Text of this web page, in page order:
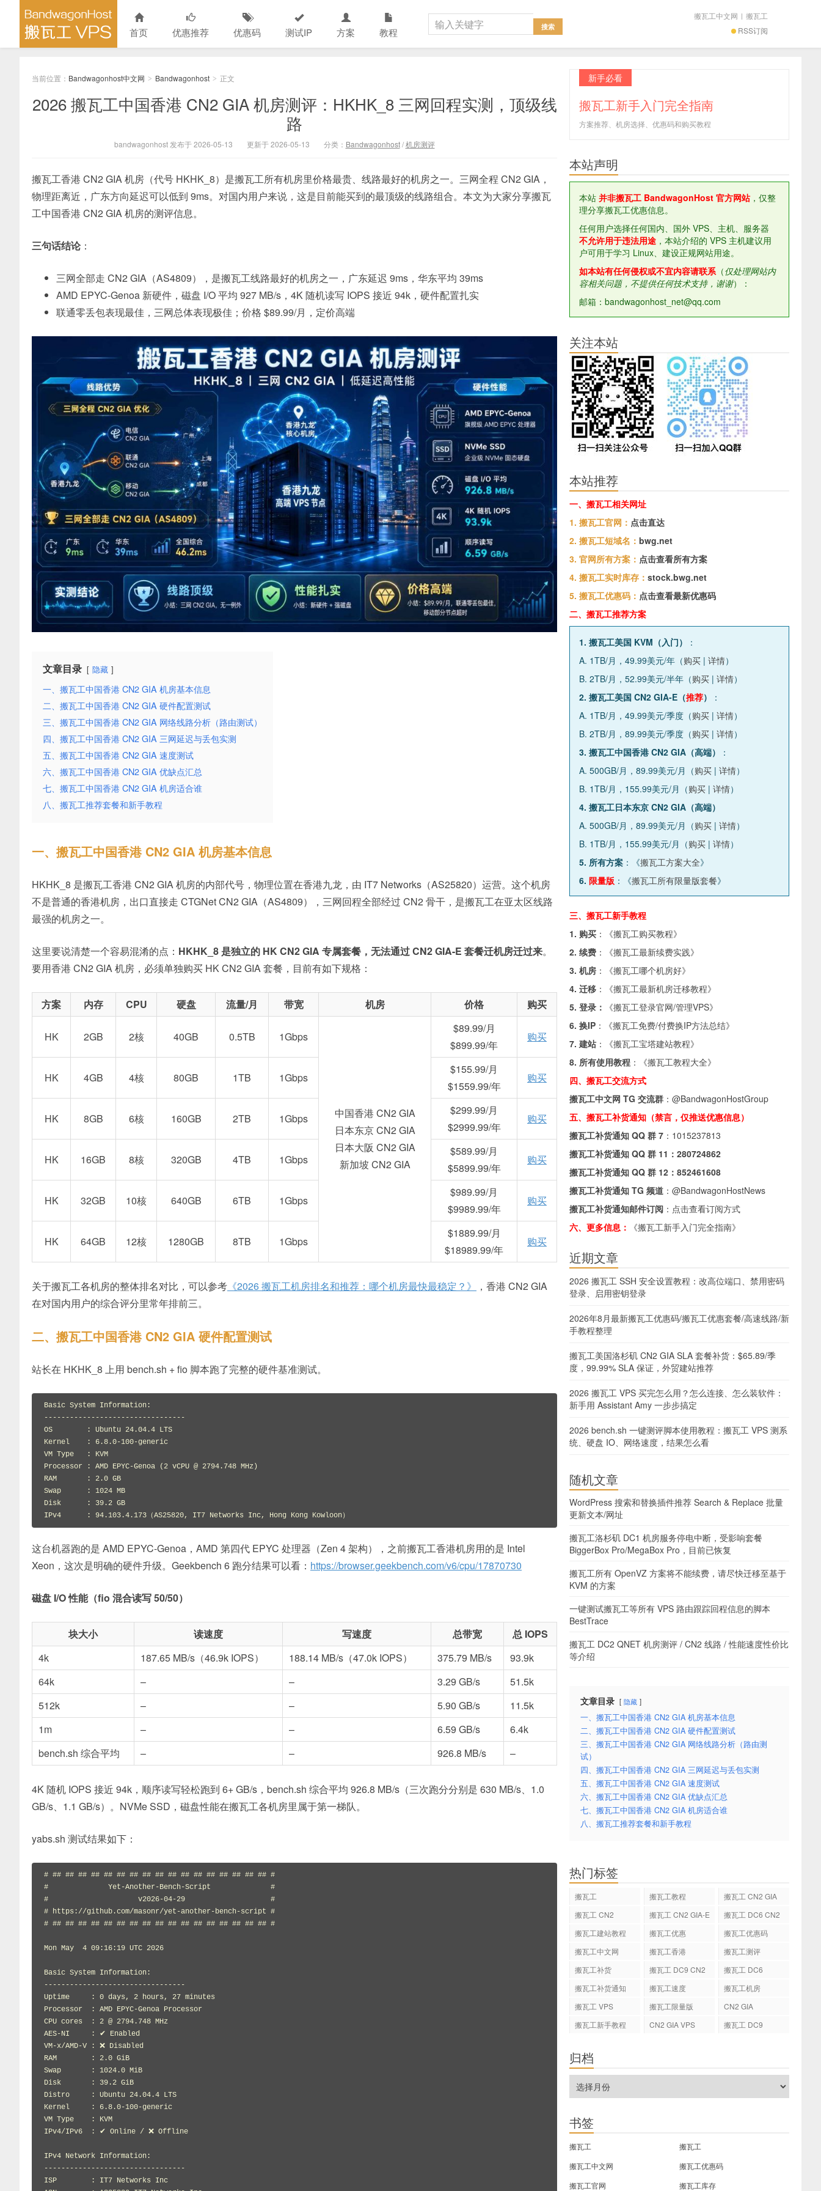
首页 优惠推荐 优惠码 测试IP 方案 教程 RSS订阅
搬瓦工中文网 | 搬瓦工
当前位置： Bandwagonhost中文网 > Bandwagonhost > 正文
2026 搬瓦工中国香港 CN2 GIA 机房测评：HKHK_8 三网回程实测，顶级线
路
bandwagonhost 发布于 2026-05-13 更新于 2026-05-13 分类： Bandwagonhost/机房测评
搬瓦工香港 CN2 GIA 机房（代号 HKHK_8）是搬瓦工所有机房里价格最贵、线路最好的机房之一。三网全程 CN2 GIA，
物理距离近，广东方向延迟可以低到 9ms。对国内用户来说，这是目前能买到的最顶级的线路组合。本文为大家分享搬瓦
工中国香港 CN2 GIA 机房的测评信息。
三句话结论：
三网全部走 CN2 GIA（AS4809），是搬瓦工线路最好的机房之一，广东延迟 9ms，华东平均 39ms
AMD EPYC-Genoa 新硬件，磁盘 I/O 平均 927 MB/s，4K 随机读写 IOPS 接近 94k，硬件配置扎实
联通零丢包表现最佳，三网总体表现极佳；价格 $89.99/月，定价高端
文章目录 隐藏
一、搬瓦工中国香港 CN2 GIA 机房基本信息
二、搬瓦工中国香港 CN2 GIA 硬件配置测试
三、搬瓦工中国香港 CN2 GIA 网络线路分析（路由测试）
四、搬瓦工中国香港 CN2 GIA 三网延迟与丢包实测
五、搬瓦工中国香港 CN2 GIA 速度测试
六、搬瓦工中国香港 CN2 GIA 优缺点汇总
七、搬瓦工中国香港 CN2 GIA 机房适合谁
八、搬瓦工推荐套餐和新手教程
一、搬瓦工中国香港 CN2 GIA 机房基本信息
HKHK_8 是搬瓦工香港 CN2 GIA 机房的内部代号，物理位置在香港九龙，由 IT7 Networks（AS25820）运营。这个机房
不是普通的香港机房，出口直接走 CTGNet CN2 GIA（AS4809），三网回程全部经过 CN2 骨干，是搬瓦工在亚太区线路
最强的机房之一。
这里要说清楚一个容易混淆的点： HKHK_8 是独立的 HK CN2 GIA 专属套餐，无法通过 CN2 GIA-E 套餐迁机房迁过来。
要用香港 CN2 GIA 机房，必须单独购买 HK CN2 GIA 套餐，目前有如下规格：
方案 内存 CPU 硬盘 流量/月 带宽 机房 价格 购买
HK 2GB 2核 40GB 0.5TB 1Gbps
中国香港 CN2 GIA
日本东京 CN2 GIA
日本大阪 CN2 GIA
新加坡 CN2 GIA
$89.99/月
$899.99/年
购买
HK 4GB 4核 80GB 1TB 1Gbps
$155.99/月
$1559.99/年
购买
HK 8GB 6核 160GB 2TB 1Gbps
$299.99/月
$2999.99/年
购买
HK 16GB 8核 320GB 4TB 1Gbps
$589.99/月
$5899.99/年
购买
HK 32GB 10核 640GB 6TB 1Gbps
$989.99/月
$9989.99/年
购买
HK 64GB 12核 1280GB 8TB 1Gbps
$1889.99/月
$18989.99/年
购买
关于搬瓦工各机房的整体排名对比，可以参考 《2026 搬瓦工机房排名和推荐：哪个机房最快最稳定？》
，香港 CN2 GIA
在对国内用户的综合评分里常年排前三。
二、搬瓦工中国香港 CN2 GIA 硬件配置测试
站长在 HKHK_8 上用 bench.sh + fio 脚本跑了完整的硬件基准测试。
Basic System Information:
---------------------------------
OS        : Ubuntu 24.04.4 LTS
Kernel    : 6.8.0-100-generic
VM Type   : KVM
Processor : AMD EPYC-Genoa (2 vCPU @ 2794.748 MHz)
RAM       : 2.0 GB
Swap      : 1024 MB
Disk      : 39.2 GB
IPv4      : 94.103.4.173（AS25820, IT7 Networks Inc, Hong Kong Kowloon）
这台机器跑的是 AMD EPYC-Genoa，AMD 第四代 EPYC 处理器（Zen 4 架构），之前搬瓦工香港机房用的是 Intel
Xeon，这次是明确的硬件升级。Geekbench 6 跑分结果可以看： https://browser.geekbench.com/v6/cpu/17870730
磁盘 I/O 性能（fio 混合读写 50/50）
块大小 读速度 写速度 总带宽
总 IOPS
4k
187.65 MB/s（46.9k IOPS） 188.14 MB/s（47.0k IOPS） 375.79 MB/s
93.9k
64k
– – 3.29 GB/s
51.5k
512k
– – 5.90 GB/s
11.5k
1m
– – 6.59 GB/s
6.4k
bench.sh 综合平均
– – 926.8 MB/s –
4K 随机 IOPS 接近 94k，顺序读写轻松跑到 6+ GB/s，bench.sh 综合平均 926.8 MB/s（三次跑分分别是 630 MB/s、1.0
GB/s、1.1 GB/s）。NVMe SSD，磁盘性能在搬瓦工各机房里属于第一梯队。
yabs.sh 测试结果如下：
# ## ## ## ## ## ## ## ## ## ## ## ## ## ## ## ## ## #
#              Yet-Another-Bench-Script              #
#                     v2026-04-29                    #
# https://github.com/masonr/yet-another-bench-script #
# ## ## ## ## ## ## ## ## ## ## ## ## ## ## ## ## ## #
Mon May  4 09:16:19 UTC 2026
Basic System Information:
---------------------------------
Uptime     : 0 days, 2 hours, 27 minutes
Processor  : AMD EPYC-Genoa Processor
CPU cores  : 2 @ 2794.748 MHz
AES-NI     : ✔ Enabled
VM-x/AMD-V : ❌ Disabled
RAM        : 2.0 GiB
Swap       : 1024.0 MiB
Disk       : 39.2 GiB
Distro     : Ubuntu 24.04.4 LTS
Kernel     : 6.8.0-100-generic
VM Type    : KVM
IPv4/IPv6  : ✔ Online / ❌ Offline
IPv4 Network Information:
---------------------------------
ISP        : IT7 Networks Inc
新手必看
搬瓦工新手入门完全指南
方案推荐、机房选择、优惠码和购买教程
本站声明
本站 并非搬瓦工 BandwagonHost 官方网站，仅整
理分享搬瓦工优惠信息。
任何用户选择任何国内、国外 VPS、主机、服务器
不允许用于违法用途 ，本站介绍的 VPS 主机建议用
户可用于学习 Linux、建设正规网站用途。
如本站有任何侵权或不宜内容请联系（仅处理网站内
容相关问题，不提供任何技术支持，谢谢）：
邮箱：bandwagonhost_net@qq.com
关注本站
本站推荐
一、搬瓦工相关网址
1. 搬瓦工官网： 点击直达
2. 搬瓦工短域名： bwg.net
3. 官网所有方案： 点击查看所有方案
4. 搬瓦工实时库存： stock.bwg.net
5. 搬瓦工优惠码： 点击查看最新优惠码
二、搬瓦工推荐方案
1. 搬瓦工美国 KVM（入门）
：
A. 1TB/月，49.99美元/年（购买 | 详情）
B. 2TB/月，52.99美元/半年（购买 | 详情）
2. 搬瓦工美国 CN2 GIA-E（推荐）
：
A. 1TB/月，49.99美元/季度（购买 | 详情）
B. 2TB/月，89.99美元/季度（购买 | 详情）
3. 搬瓦工中国香港 CN2 GIA（高端）
：
A. 500GB/月，89.99美元/月（购买 | 详情）
B. 1TB/月，155.99美元/月（购买 | 详情）
4. 搬瓦工日本东京 CN2 GIA（高端）
A. 500GB/月，89.99美元/月（购买 | 详情）
B. 1TB/月，155.99美元/月（购买 | 详情）
5. 所有方案 ：《搬瓦工方案大全》
6. 限量版 ：《搬瓦工所有限量版套餐》
三、搬瓦工新手教程
1. 购买 ：《搬瓦工购买教程》
2. 续费 ：《搬瓦工最新续费实践》
3. 机房 ：《搬瓦工哪个机房好》
4. 迁移 ：《搬瓦工最新机房迁移教程》
5. 登录：
《搬瓦工登录官网/管理VPS》
6. 换IP ：《搬瓦工免费/付费换IP方法总结》
7. 建站 ：《搬瓦工宝塔建站教程》
8. 所有使用教程 ：《搬瓦工教程大全》
四、搬瓦工交流方式
搬瓦工中文网 TG 交流群 ： @BandwagonHostGroup
五、搬瓦工补货通知（禁言，仅推送优惠信息）
搬瓦工补货通知 QQ 群 7 ： 1015237813
搬瓦工补货通知 QQ 群 11： 280724862
搬瓦工补货通知 QQ 群 12： 852461608
搬瓦工补货通知 TG 频道 ： @BandwagonHostNews
搬瓦工补货通知邮件订阅 ： 点击查看订阅方式
六、更多信息：
《搬瓦工新手入门完全指南》
近期文章
2026 搬瓦工 SSH 安全设置教程：改高位端口、禁用密码
登录、启用密钥登录
2026年8月最新搬瓦工优惠码/搬瓦工优惠套餐/高速线路/新
手教程整理
搬瓦工美国洛杉矶 CN2 GIA SLA 套餐补货：$65.89/季
度，99.99% SLA 保证，外贸建站推荐
2026 搬瓦工 VPS 买完怎么用？怎么连接、怎么装软件：
新手用 Assistant Amy 一步步搞定
2026 bench.sh 一键测评脚本使用教程：搬瓦工 VPS 测系
统、硬盘 IO、网络速度，结果怎么看
随机文章
WordPress 搜索和替换插件推荐 Search & Replace 批量
更新文本/网址
搬瓦工洛杉矶 DC1 机房服务停电中断，受影响套餐
BiggerBox Pro/MegaBox Pro，目前已恢复
搬瓦工所有 OpenVZ 方案将不能续费，请尽快迁移至基于
KVM 的方案
一键测试搬瓦工等所有 VPS 路由跟踪回程信息的脚本
BestTrace
搬瓦工 DC2 QNET 机房测评 / CN2 线路 / 性能速度性价比
等介绍
文章目录 隐藏
一、搬瓦工中国香港 CN2 GIA 机房基本信息
二、搬瓦工中国香港 CN2 GIA 硬件配置测试
三、搬瓦工中国香港 CN2 GIA 网络线路分析（路由测
试）
四、搬瓦工中国香港 CN2 GIA 三网延迟与丢包实测
五、搬瓦工中国香港 CN2 GIA 速度测试
六、搬瓦工中国香港 CN2 GIA 优缺点汇总
七、搬瓦工中国香港 CN2 GIA 机房适合谁
八、搬瓦工推荐套餐和新手教程
热门标签
搬瓦工 搬瓦工教程
搬瓦工 CN2 GIA
搬瓦工 CN2
搬瓦工 CN2 GIA-E
搬瓦工 DC6 CN2
搬瓦工建站教程 搬瓦工优惠
搬瓦工优惠码
搬瓦工中文网
搬瓦工香港
搬瓦工测评
搬瓦工补货
搬瓦工 DC9 CN2
搬瓦工 DC6
搬瓦工补货通知
搬瓦工速度
搬瓦工机房
搬瓦工 VPS
搬瓦工限量版
CN2 GIA
搬瓦工新手教程
CN2 GIA VPS 搬瓦工 DC9
归档
书签
搬瓦工
搬瓦工
搬瓦工中文网
搬瓦工优惠码
搬瓦工官网
搬瓦工库存